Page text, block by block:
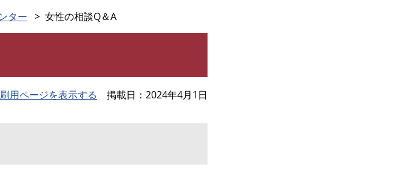
ター 女性の相談Q＆A
用ページを表示する 掲載日 2024年4月1日